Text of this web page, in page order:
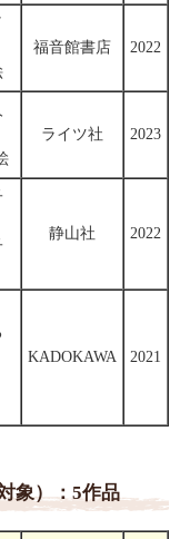
福音館書店 2022
ライツ社 2023
静山社 2022
KADOKAWA 2021
象）：5作品